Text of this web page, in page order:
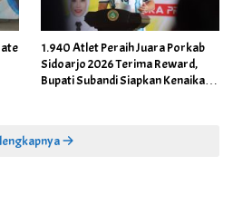
1.940 Atlet Peraih Juara Porkab
Sidoarjo 2026 Terima Reward,
Bupati Subandi Siapkan Kenaikan